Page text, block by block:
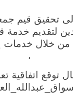
تحقيق قيم
لتقديم خدمة
من خلال خدمات
،
توقع اتفاقية